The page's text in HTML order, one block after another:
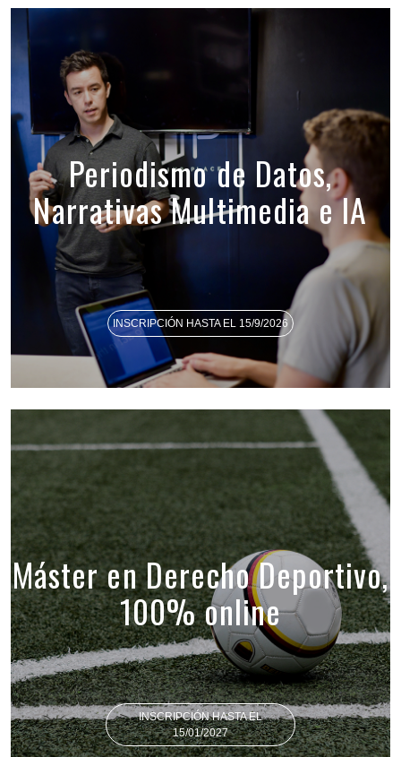
Periodismo de Datos,
Narrativas Multimedia e IA
INSCRIPCIÓN HASTA EL 15/9/2026
Máster en Derecho Deportivo,
100% online
INSCRIPCIÓN HASTA EL
15/01/2027